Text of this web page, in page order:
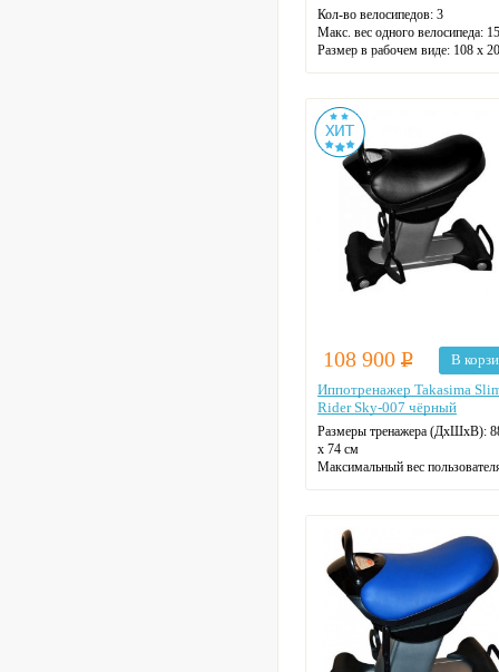
Кол-во велосипедов: 3
Maкс. вес одного велосипеда:
Размер в рабочем виде: 108 х
108 900 Р
В
Иппотренажер Takasima
Rider Sky-007 чёрный
Размеры тренажера (ДхШхВ):
х 74 см
Максимальный вес